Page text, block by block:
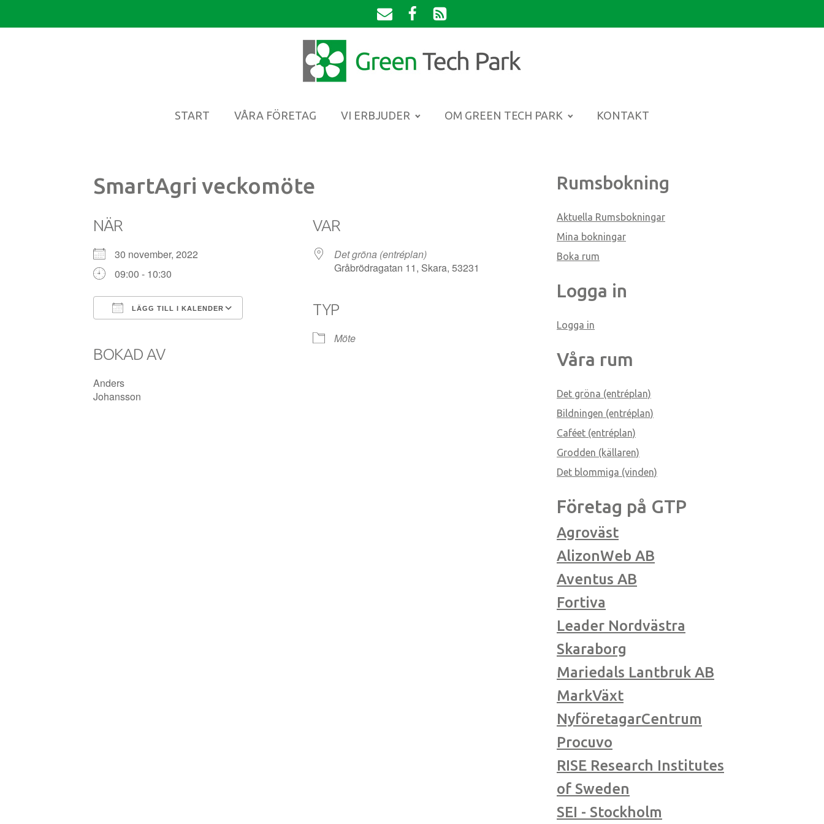
START VÅRA FÖRETAG VI ERBJUDER OM GREEN TECH PARK KONTAKT
SmartAgri veckomöte
NÄR
30 november, 2022
09:00 - 10:30
LÄGG TILL I KALENDER
Google Kalender Office 365
BOKAD AV
Anders
Johansson
VAR
Det gröna (entréplan)
Gråbrödragatan 11, Skara, 53231
TYP
Möte
Rumsbokning
Aktuella Rumsbokningar
Mina bokningar
Boka rum
Logga in
Logga in
Våra rum
Det gröna (entréplan)
Bildningen (entréplan)
Caféet (entréplan)
Grodden (källaren)
Det blommiga (vinden)
Företag på GTP
Agroväst
AlizonWeb AB
Aventus AB
Fortiva
Leader Nordvästra
Skaraborg
Mariedals Lantbruk AB
MarkVäxt
NyföretagarCentrum
Procuvo
RISE Research Institutes
of Sweden
SEI - Stockholm